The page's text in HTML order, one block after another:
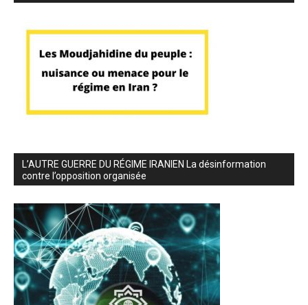
L’AUTRE GUERRE DU RÉGIME IRANIEN La désinformation
contre l’opposition organisée